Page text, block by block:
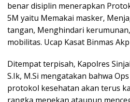
benar disiplin menerapkan
5M yaitu Memakai masker,
tangan, Menghindari
mobilitas. Ucap Kasat Binmas
Ditempat terpisah, Kapolres
S.Ik, M.Si mengatakan bahwa
protokol kesehatan akan terus